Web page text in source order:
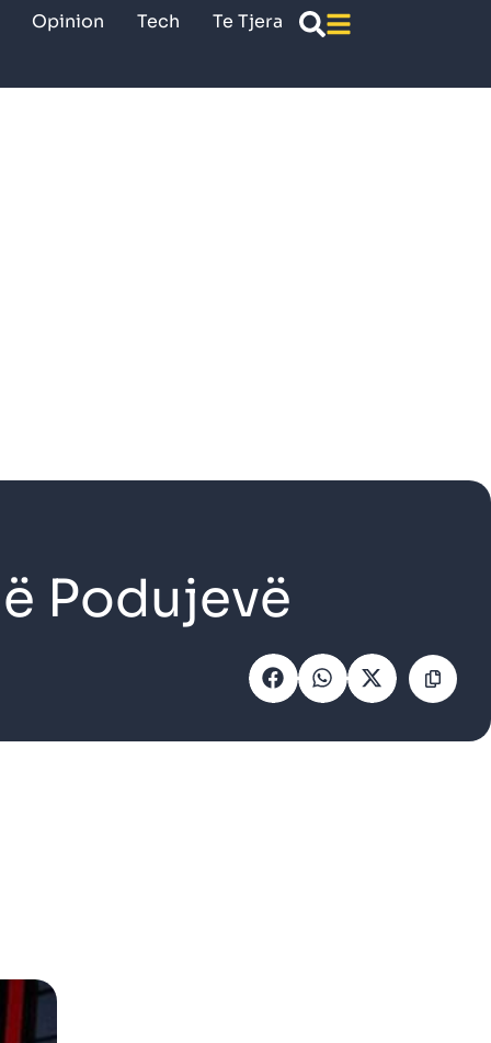
Opinion Tech Te Tjera
Podujevë